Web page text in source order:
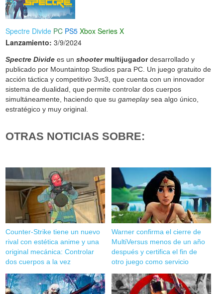
Spectre Divide PC PS5 Xbox Series X
Lanzamiento: 3/9/2024
Spectre Divide es unshootermultijugadordesarrollado y
publicado por Mountaintop Studios para PC. Un juego gratuito de
acción táctica y competitivo 3vs3, que cuenta con un innovador
sistema de dualidad, que permite controlar dos cuerpos
simultáneamente, haciendo que sugameplaysea algo único,
estratégico y muy original.
OTRAS NOTICIAS SOBRE:
Counter-Strike tiene un nuevo
rival con estética anime y una
original mecánica: Controlar
dos cuerpos a la vez
Warner confirma el cierre de
MultiVersus menos de un año
después y certifica el fin de
otro juego como servicio